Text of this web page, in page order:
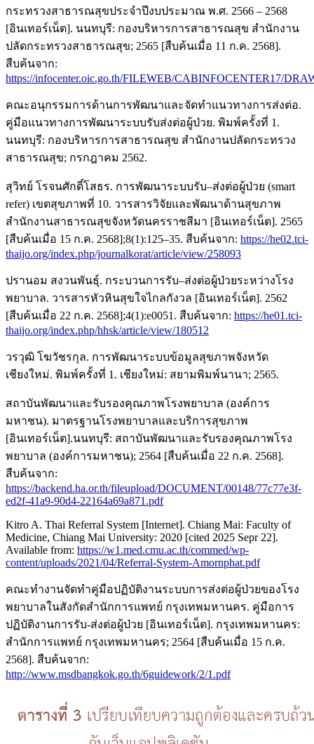
กระทรวงสาธารณสุขประจำปีงบประมาณ พ.ศ. 2566 – 2568
[อินเทอร์เน็ต]. นนทบุรี: กองบริหารการสาธารณสุข สำนักงาน
ปลัดกระทรวงสาธารณสุข; 2565 [สืบค้นเมื่อ 11 ก.ค. 2568].
สืบค้นจาก:
https://infocenter.oic.go.th/FILEWEB/CABINFOCENTER17/
คณะอนุกรรมการด้านการพัฒนาและจัดทำแนวทางการส่งต่อ.
คู่มือแนวทางการพัฒนาระบบรับส่งต่อผู้ป่วย. พิมพ์ครั้งที่ 1.
นนทบุรี: กองบริหารการสาธารณสุข สำนักงานปลัดกระทรวง
สาธารณสุข; กรกฎาคม 2562.
สุวิทย์ โรจนศักดิ์โสธร. การพัฒนาระบบรับ–ส่งต่อผู้ป่วย (smart
refer) เขตสุขภาพที่ 10. วารสารวิจัยและพัฒนาด้านสุขภาพ
สำนักงานสาธารณสุขจังหวัดนครราชสีมา [อินเทอร์เน็ต]. 2565
[สืบค้นเมื่อ 15 ก.ค. 2568];8(1):125–35. สืบค้นจาก: https://he02.tci-
thaijo.org/index.php/journalkorat/article/view/258093
ปรานอม สงวนพันธุ์. กระบวนการรับ–ส่งต่อผู้ป่วยระหว่างโรง
พยาบาล. วารสารหัวหินสุขใจไกลกังวล [อินเทอร์เน็ต]. 2562
[สืบค้นเมื่อ 22 ก.ค. 2568];4(1):e0051. สืบค้นจาก: https://he01.tci-
thaijo.org/index.php/hhsk/article/view/180512
วรวุฒิ โฆวัชรกุล. การพัฒนาระบบข้อมูลสุขภาพจังหวัด
เชียงใหม่. พิมพ์ครั้งที่ 1. เชียงใหม่: สยามพิมพ์นานา; 2565.
สถาบันพัฒนาและรับรองคุณภาพโรงพยาบาล (องค์การ
มหาชน). มาตรฐานโรงพยาบาลและบริการสุขภาพ
[อินเทอร์เน็ต].นนทบุรี: สถาบันพัฒนาและรับรองคุณภาพโรง
พยาบาล (องค์การมหาชน); 2564 [สืบค้นเมื่อ 22 ก.ค. 2568].
สืบค้นจาก:
https://backend.ha.or.th/fileupload/DOCUMENT/00148/77c77e3f-
ed2f-41a9-90d4-22164a69a871.pdf
Kitro A. Thai Referral System [Internet]. Chiang Mai: Faculty of
Medicine, Chiang Mai University: 2020 [cited 2025 Sepr 22].
Available from: https://w1.med.cmu.ac.th/commed/wp-
content/uploads/2021/04/Referral-System-Amornphat.pdf
คณะทำงานจัดทำคู่มือปฏิบัติงานระบบการส่งต่อผู้ป่วยของโรง
พยาบาลในสังกัดสำนักการแพทย์ กรุงเทพมหานคร. คู่มือการ
ปฏิบัติงานการรับ-ส่งต่อผู้ป่วย [อินเทอร์เน็ต]. กรุงเทพมหานคร:
สำนักการแพทย์ กรุงเทพมหานคร; 2564 [สืบค้นเมื่อ 15 ก.ค.
2568]. สืบค้นจาก:
http://www.msdbangkok.go.th/6guidework/2/1.pdf